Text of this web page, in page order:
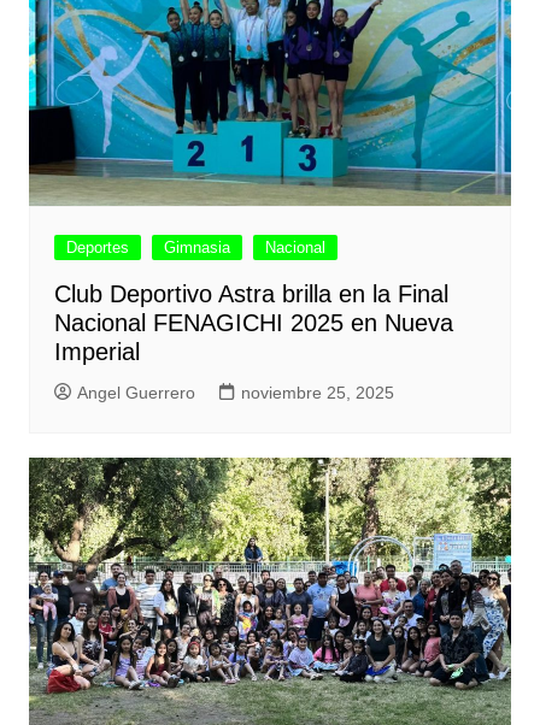
Deportes Gimnasia Nacional
Club Deportivo Astra brilla en la Final
Nacional FENAGICHI 2025 en Nueva
Imperial
Angel Guerrero noviembre 25, 2025